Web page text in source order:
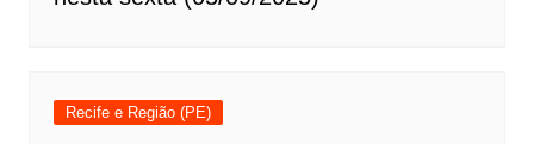
Recife e Região (PE)